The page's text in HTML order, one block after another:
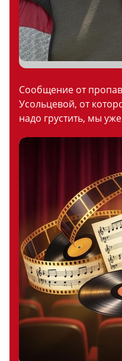
Сообщение от
Усольцевой, от
надо грустить, мы